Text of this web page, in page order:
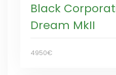
Black
Dream MkII
4950€